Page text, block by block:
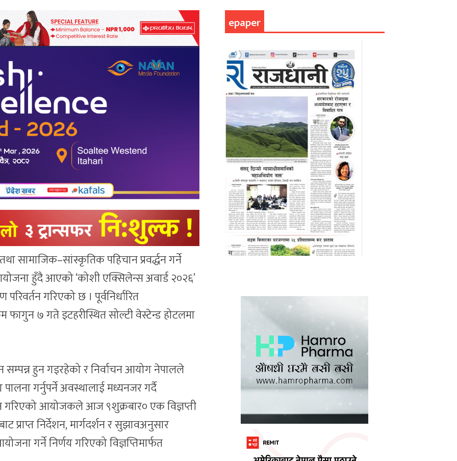
सामाजिक–सांस्कृतिक पहिचान प्रवर्द्धन गर्ने
हुँदै आएको ‘कोशी एक्सिलेन्स अवार्ड २०२६’
गरिएको छ । पूर्वनिर्धारित
फागुन ७ गते इटहरीस्थित सोल्टी वेस्टेन्ड होटलमा
सम्पन्न हुन गइरहेको र निर्वाचन आयोग नेपालले
गर्नुपर्ने अवस्थालाई मध्यनजर गर्दै
गरिएको आयोजकले आज ९शुक्रबार० एक विज्ञप्ती
प्राप्त निर्देशन, मार्गदर्शन र सुझावअनुसार
गर्ने निर्णय गरिएको विज्ञप्तिमार्फत
epaper